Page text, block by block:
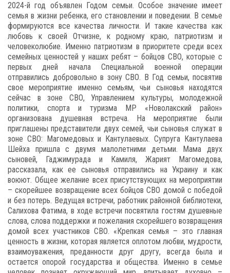
2024-й год объявлен Годом семьи. Особое значение имеет
семья в жизни ребенка, его становлении и поведении. В семье
формируются все качества личности. И такие качества как
любовь к своей Отчизне, к родному краю, патриотизм и
человеколюбие. Именно патриотизм в приоритете среди всех
семейных ценностей у наших ребят – бойцов СВО, которые с
первых дней начала Специальной военной операции
отправились добровольно в зону СВО. В Год семьи, посвятив
свое мероприятие именно семьям, чьи сыновья находятся
сейчас в зоне СВО, Управлением культуры, молодежной
политики, спорта и туризма МР «Новолакский район»
организована душевная встреча. На мероприятие были
приглашены представители двух семей, чьи сыновья служат в
зоне СВО: Магомедовых и Кантулаевых. Супруга Кантулаева
Шейха пришла с двумя малолетними детьми. Мама двух
сыновей, Гаджимурада и Камиля, Жарият Магомедова,
рассказала, как ее сыновья отправились на Украину и как
воюют. Общее желание всех присутствующих на мероприятии
– скорейшее возвращение всех бойцов СВО домой с победой
и без потерь. Ведущая встречи, работник районной библиотеки,
Салихова Фатима, в ходе встречи посвятила гостям душевные
слова, слова поддержки и пожелания скорейшего возвращения
домой всех участников СВО. «Крепкая семья – это главная
ценность в жизни, которая является оплотом любви, мудрости,
взаимоуважения, преданности друг другу, всегда была и
остается опорой государства и общества. Именно в семье